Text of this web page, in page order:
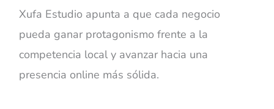
Xufa Estudio apunta a que cada negocio
pueda ganar protagonismo frente a la
competencia local y avanzar hacia una
presencia online más sólida.